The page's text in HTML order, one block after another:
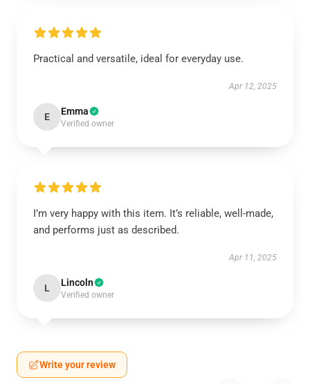
Practical and versatile, ideal for everyday use.
Apr 12, 2025
E Emma
Verified owner
I’m very happy with this item. It’s reliable, well-made,
and performs just as described.
Apr 11, 2025
L Lincoln
Verified owner
Write your review